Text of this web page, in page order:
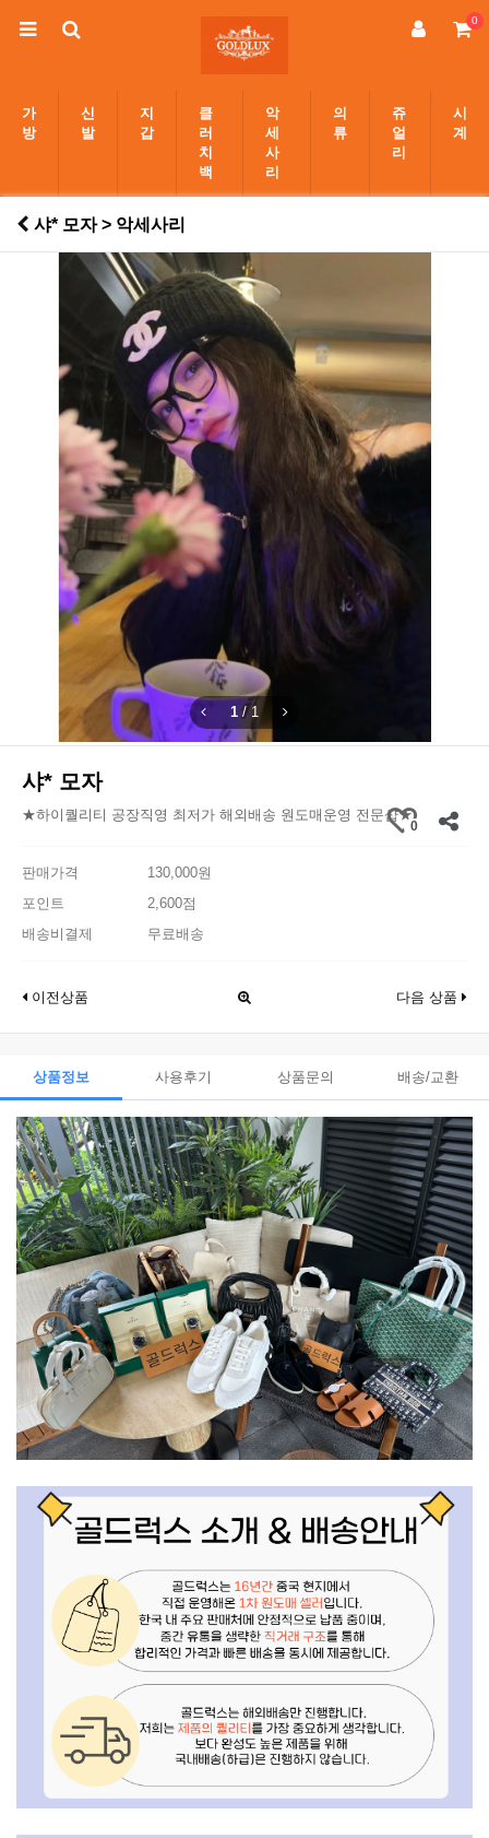
0
가
방
신
발
지
갑
클
러
치
백
악
세
사
리
의
류
쥬
얼
리
시
계
샤* 모자 > 악세사리
1 / 1
샤* 모자
★하이퀄리티 공장직영 최저가 해외배송 원도매운영 전문샵★
0
판매가격
130,000원
포인트
2,600점
배송비결제
무료배송
이전상품 다음 상품
상품정보 사용후기 상품문의 배송/교환